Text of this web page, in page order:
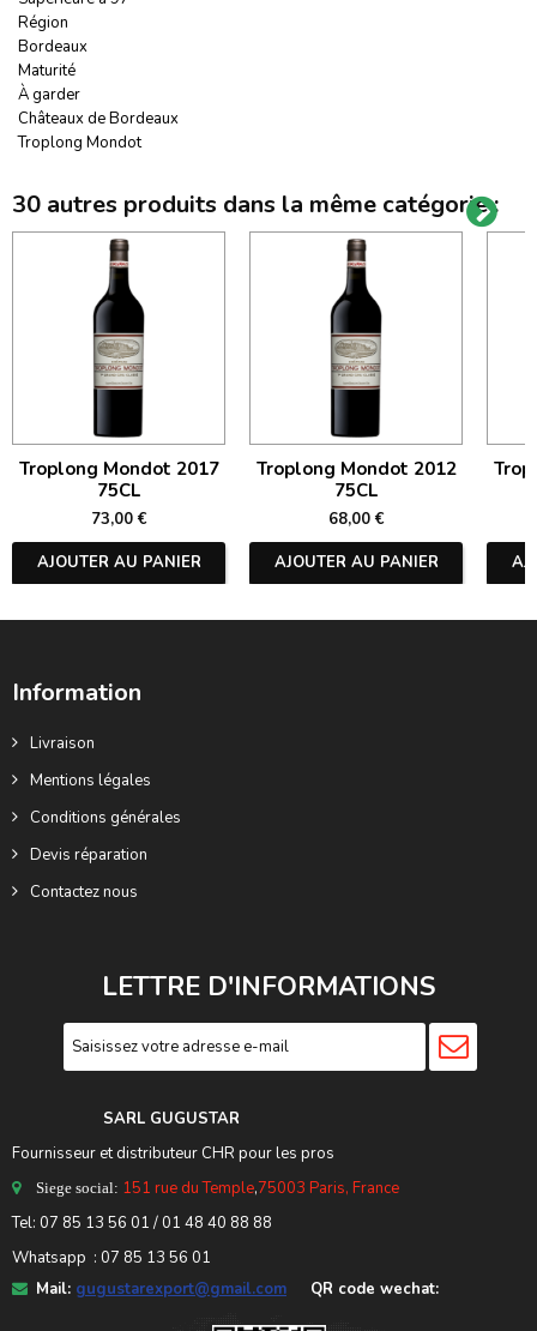
Région
Bordeaux
Maturité
À garder
Châteaux de Bordeaux
Troplong Mondot
30 autres produits dans la même catégorie :
Troplong Mondot 2017
75CL
73,00 €
AJOUTER AU PANIER
Troplong Mondot 2012
75CL
68,00 €
AJOUTER AU PANIER
Information
Livraison
Mentions légales
Conditions générales
Devis réparation
Contactez nous
LETTRE D'INFORMATIONS
SARL GUGUSTAR
Fournisseur et distributeur CHR pour les pros
Siege social: 151 rue du Temple,75003 Paris, France
Tel: 07 85 13 56 01 / 01 48 40 88 88
Whatsapp : 07 85 13 56 01
Mail: gugustarexport@gmail.com QR code wechat: